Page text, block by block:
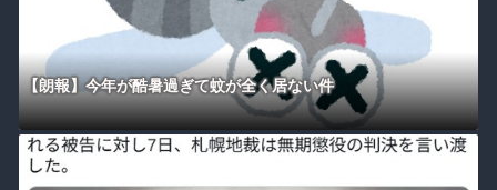
【朗報】今年が酷暑過ぎて蚊が全く居ない件